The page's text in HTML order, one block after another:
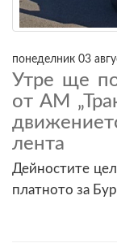
понеделник 03
Утре ще
от АМ
лента
Дейностите
платното за